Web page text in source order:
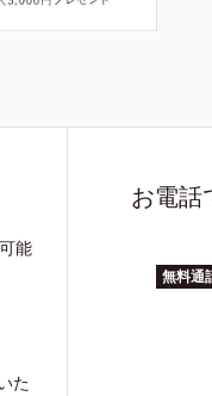
能
た
お電話
無料通